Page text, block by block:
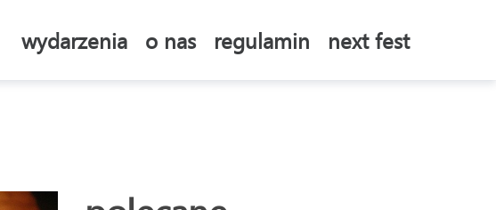
wydarzenia o nas regulamin next fest